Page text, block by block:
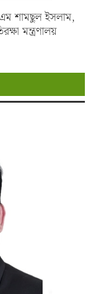
শামছুল ইসলাম,
মন্ত্রণালয়